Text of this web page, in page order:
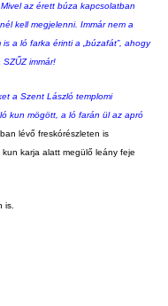
az érett búza kapcsolatban
kell megjelenni. Immár nem a
a ló farka érinti a „búzafát”, ahogy
immár!
a Szent László templomi
kun mögött, a ló farán ül az apró
lévő freskórészleten is
karja alatt megülő leány feje
is.